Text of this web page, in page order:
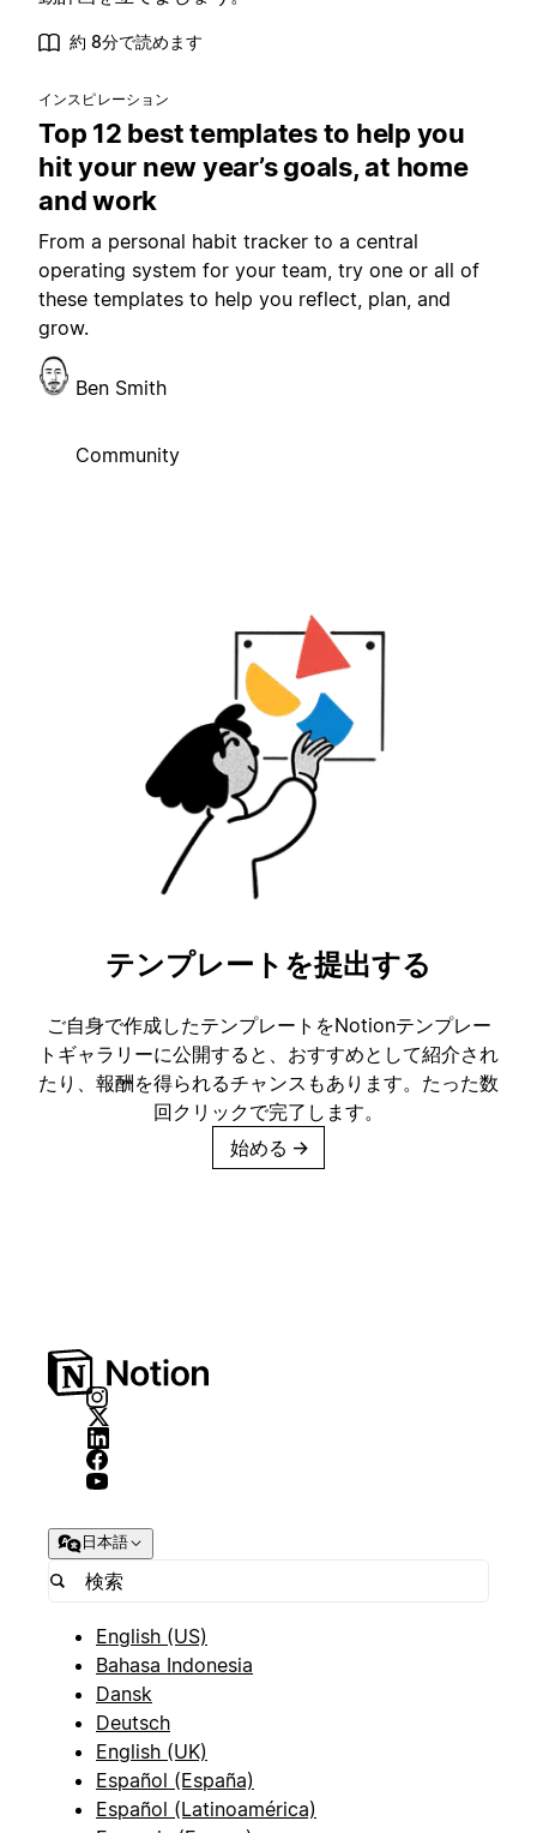
約 8分で読めます
インスピレーション
Top 12 best templates to help you
hit your new year’s goals, at home
and work
From a personal habit tracker to a central
operating system for your team, try one or all of
these templates to help you reflect, plan, and
grow.
Ben Smith
Community
テンプレートを提出する
ご自身で作成したテンプレートをNotionテンプレー
トギャラリーに公開すると、おすすめとして紹介され
たり、報酬を得られるチャンスもあります。たった数
回クリックで完了します。
始める →
日本語
English (US)
Bahasa Indonesia
Dansk
Deutsch
English (UK)
Español (España)
Español (Latinoamérica)